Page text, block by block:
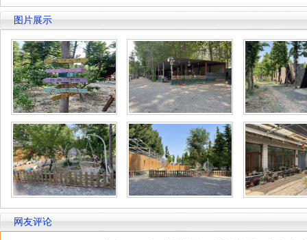
图片展示
网友评论